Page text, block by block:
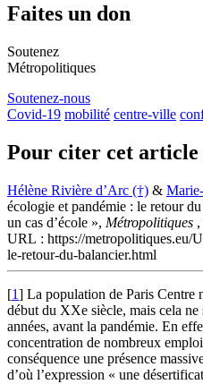
Faites un don
Soutenez
Métropolitiques
Soutenez-nous
Covid-19 mobilité centre-ville
Pour citer cet article
Hélène Rivière d’Arc (†) &
écologie et pandémie : le retour
un cas d’école », Métropolitiques
URL : https://metropolitiques.eu/
le-retour-du-balancier.html
[1] La population de Paris Centre
début du XXe siècle, mais cela ne
années, avant la pandémie. En
concentration de nombreux
conséquence une présence
d’où l’expression « une